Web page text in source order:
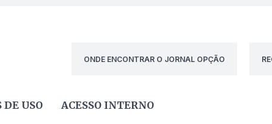
ONDE ENCONTRAR O JORNAL OPÇÃO
DE USO ACESSO INTERNO